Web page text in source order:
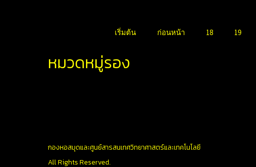
เริ่มต้น ก่อนหน้า 18 19
หมวดหมู่รอง
กองหอสมุดและศูนย์สารสนเทศวิทยาศาสตร์และเทคโนโลยี
All Rights Reserved.